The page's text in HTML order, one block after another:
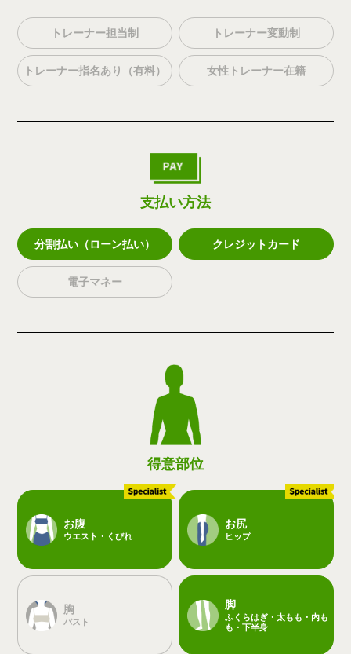
トレーナー担当制 トレーナー変動制
トレーナー指名あり（有料） 女性トレーナー在籍
支払い方法
分割払い（ローン払い） クレジットカード
電子マネー
得意部位
お腹
ウエスト・くびれ
お尻
ヒップ
胸
バスト
脚
ふくらはぎ・太もも・内も
も・下半身